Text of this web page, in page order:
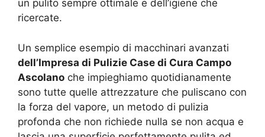
un pulito sempre ottimale e dell’igiene che
ricercate.
Un semplice esempio di macchinari avanzati
dell’Impresa di Pulizie Case di Cura Campo
Ascolano che impieghiamo quotidianamente
sono tutte quelle attrezzature che puliscano con
la forza del vapore, un metodo di pulizia
profonda che non richiede nulla se non acqua e